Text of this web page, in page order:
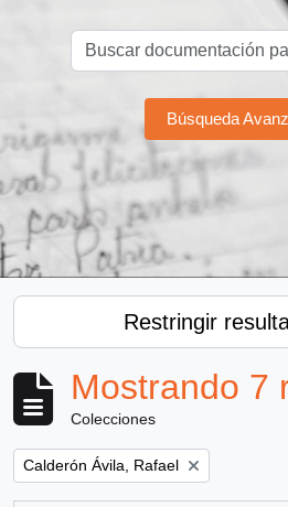
Búsqueda
Restringir
Mostrando 7
Colecciones
Remove filter:
Calderón Ávila, Rafael